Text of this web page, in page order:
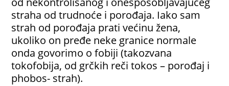
straha od trudnoće i porođaja. Iako sam
strah od porođaja prati većinu žena,
ukoliko on pređe neke granice normale
onda govorimo o fobiji (takozvana
tokofobija, od grčkih reči tokos – porođaj i
phobos- strah).